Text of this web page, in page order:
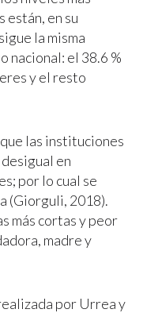
están, en su
la misma
nacional: el 38.6 %
y el resto
las instituciones
en
por lo cual se
(Giorguli, 2018).
más cortas y peor
madre y
por Urrea y